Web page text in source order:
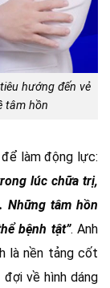
hướng đến vẻ
tâm hồn
làm động lực:
lúc chữa trị,
Những tâm hồn
bệnh tật”. Anh
là nền tảng cốt
về hình dáng